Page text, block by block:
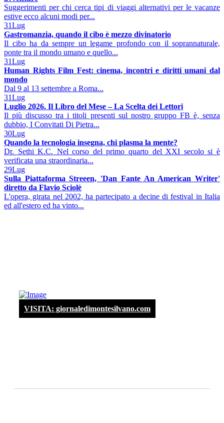
Suggerimenti per chi cerca tipi di viaggi alternativi per le vacanze
estive ecco alcuni modi per...
31Lug
Gastromanzia, quando il cibo è mezzo divinatorio
Il cibo ha da sempre un legame profondo con il soprannaturale,
ponte tra il mondo umano e quello...
31Lug
Human Rights Film Fest: cinema, incontri e diritti umani dal
mondo
Dal 9 al 13 settembre a Roma...
31Lug
Luglio 2026. Il Libro del Mese – La Scelta dei Lettori
Il più discusso tra i titoli presenti sul nostro gruppo FB è, senza
dubbio, I Convitati Di Pietra...
30Lug
Quando la tecnologia insegna, chi plasma la mente?
Dr. Sethi K.C. Nel corso del primo quarto del XXI secolo si è
verificata una straordinaria...
29Lug
Sulla Piattaforma Streeen, 'Dan Fante An American Writer'
diretto da Flavio Sciolè
L'opera, girata nel 2002, ha partecipato a decine di festival in Italia
ed all'estero ed ha vinto...
VISITA: giornaledimontesilvano.com